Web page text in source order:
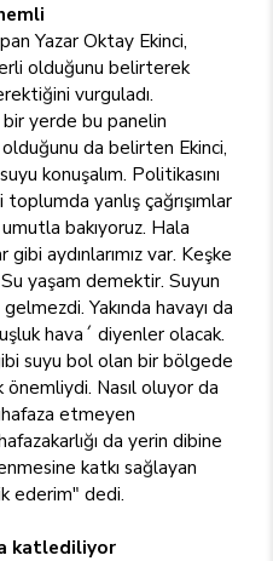
Yazar Oktay Ekinci,
olduğunu belirterek
vurguladı.
yerde bu panelin
da belirten Ekinci,
konuşalım. Politikasını
yanlış çağrışımlar
bakıyoruz. Hala
aydınlarımız var. Keşke
yaşam demektir. Suyun
Yakında havayı da
hava´ diyenler olacak.
suyu bol olan bir bölgede
Nasıl oluyor da
etmeyen
da yerin dibine
katkı sağlayan
ederim" dedi.
katlediliyor